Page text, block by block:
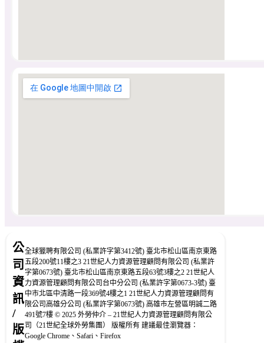
公
司
資
訊
/
版
全球獵聘有限公司 (私業許字第3412號) 臺北市松山區南京東路
五段200號11樓之3 21世紀人力資源管理顧問有限公司 (私業許
字第0673號) 臺北市松山區南京東路五段63號3樓之2 21世紀人
力資源管理顧問有限公司台中分公司 (私業許字第0673-3號) 臺
中市北區中清路一段369號4樓之1 21世紀人力資源管理顧問有
限公司高雄分公司 (私業許字第0673號) 高雄市左營區明誠二路
491號7樓 © 2025 外勞仲介 – 21世紀人力資源管理顧問有限公
司（21世紀全球外勞集團） 版權所有 建議最佳瀏覽器：
Google Chrome、Safari、Firefox